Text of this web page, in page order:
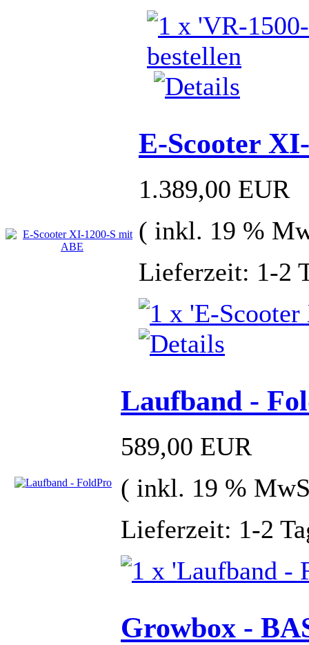
E-Scooter
1.389,00 EUR
( inkl. 19 %
Lieferzeit: 1-2
Laufband -
589,00 EUR
( inkl. 19 %
Lieferzeit: 1-2
Growbox -